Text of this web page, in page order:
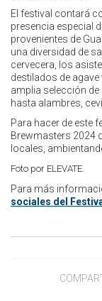
El festival contará
presencia especial
provenientes de
una diversidad de
cervecera, los
destilados de
amplia selección de
hasta alambres,
Para hacer de este
Brewmasters 2024
locales,
Foto por ELEVATE.
Para más
sociales del